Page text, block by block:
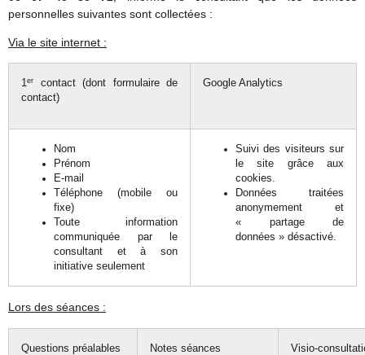
personnelles suivantes sont collectées :
Via le site internet :
1er
contact (dont formulaire de
contact)
Google Analytics
Nom
Prénom
E-mail
Téléphone (mobile ou
fixe)
Toute information
communiquée par le
consultant et à son
initiative seulement
Suivi des visiteurs sur
le site grâce aux
cookies.
Données traitées
anonymement et
« partage de
données » désactivé.
Lors des séances :
Questions préalables Notes séances Visio-